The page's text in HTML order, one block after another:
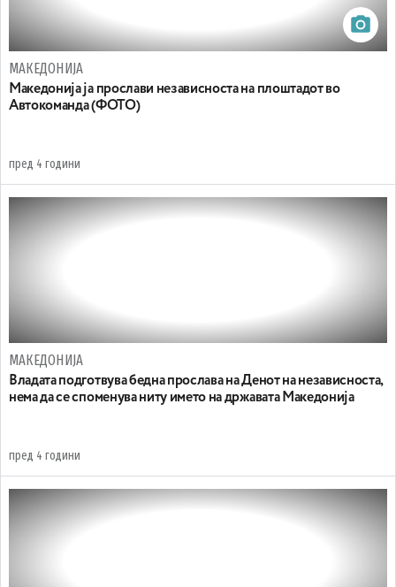
МАКЕДОНИЈА
Maкедонија ја прослави независноста на плоштадот во
Автокоманда (ФОТО)
пред 4 години
МАКЕДОНИЈА
Владата подготвува бедна прослава на Денот на независноста,
нема да се споменува ниту името на државата Македонија
пред 4 години